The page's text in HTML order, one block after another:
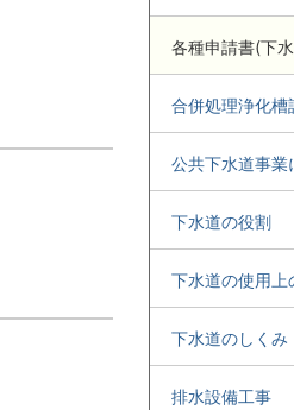
各種申請書(下
合併処理浄化槽
公共下水道事業
下水道の役割
下水道の使用上
下水道のしくみ
排水設備工事